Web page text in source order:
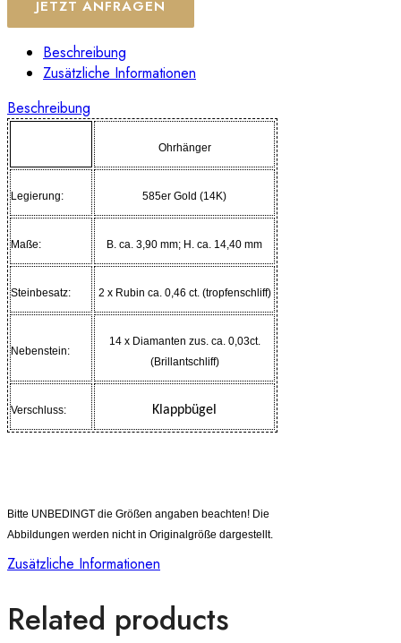
JETZT ANFRAGEN
Beschreibung
Zusätzliche Informationen
Beschreibung
Ohrhänger
Legierung: 585er Gold (14K)
Maße: B. ca. 3,90 mm; H. ca. 14,40 mm
Steinbesatz: 2 x Rubin ca. 0,46 ct. (tropfenschliff)
Nebenstein:
14 x Diamanten zus. ca. 0,03ct.
(Brillantschliff)
Verschluss: Klappbügel
Bitte UNBEDINGT die Größen angaben beachten! Die
Abbildungen werden nicht in Originalgröße dargestellt.
Zusätzliche Informationen
Related products